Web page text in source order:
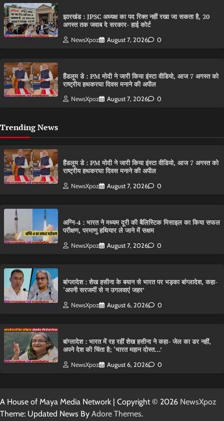
झारखंड : JPSC अध्यक्ष का पद रिक्त नहीं रखा जा सकता है, 20
अगस्त तक जवाब दे सरकार- हाई कोर्ट
NewsXpoz August 7, 2026 0
हैंडलूम डे : PM मोदी ने जारी किया इंस्टा वीडियो, आज 7 अगस्त को
राष्ट्रीय हथकरघा दिवस मनाने की अपील
NewsXpoz August 7, 2026 0
Trending News
हैंडलूम डे : PM मोदी ने जारी किया इंस्टा वीडियो, आज 7 अगस्त को
राष्ट्रीय हथकरघा दिवस मनाने की अपील
NewsXpoz August 7, 2026 0
अग्नि-4 : भारत ने मध्यम दूरी की बैलिस्टिक मिसाइल का किया सफल
परीक्षण, परमाणु हथियार ले जाने में सक्षम
NewsXpoz August 7, 2026 0
बांग्लादेश : शेख हसीना के बयान से भारत पर भड़का बांग्लादेश, कहा-
‘अपनी सरजमीं से न उगलवाएं जहर’
NewsXpoz August 6, 2026 0
बांग्लादेश : भारत में रह रहीं शेख हसीना ने कहा- जेल का डर नहीं,
अपने देश की चिंता है; ‘भारत महान दोस्त…’
NewsXpoz August 6, 2026 0
A House of Maya Media Network | Copyright © 2026 NewsXpoz
Theme: Updated News By Adore Themes.